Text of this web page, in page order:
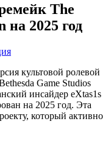
The
2025 год
культовой ролевой
Game Studios
инсайдер eXtas1s
на 2025 год. Эта
который активно